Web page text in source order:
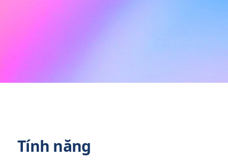
Tính năng